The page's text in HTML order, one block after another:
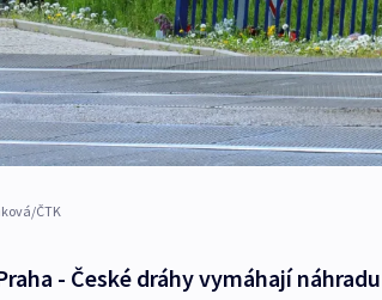
ČTK
- České dráhy vymáhají